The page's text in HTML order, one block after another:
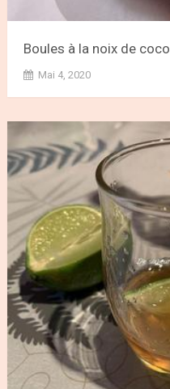
Boules à la noix de coco
Mai 4, 2020